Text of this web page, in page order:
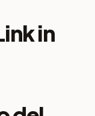
in